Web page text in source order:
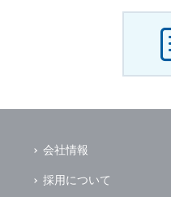
会社情報
採用について